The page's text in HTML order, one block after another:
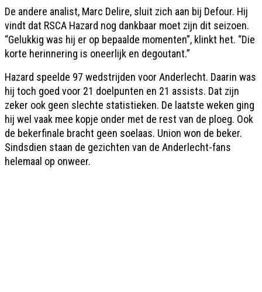
De andere analist, Marc Delire, sluit zich aan bij Defour. Hij
vindt dat RSCA Hazard nog dankbaar moet zijn dit seizoen.
“Gelukkig was hij er op bepaalde momenten”, klinkt het. “Die
korte herinnering is oneerlijk en degoutant.”
Hazard speelde 97 wedstrijden voor Anderlecht. Daarin was
hij toch goed voor 21 doelpunten en 21 assists. Dat zijn
zeker ook geen slechte statistieken. De laatste weken ging
hij wel vaak mee kopje onder met de rest van de ploeg. Ook
de bekerfinale bracht geen soelaas. Union won de beker.
Sindsdien staan de gezichten van de Anderlecht-fans
helemaal op onweer.